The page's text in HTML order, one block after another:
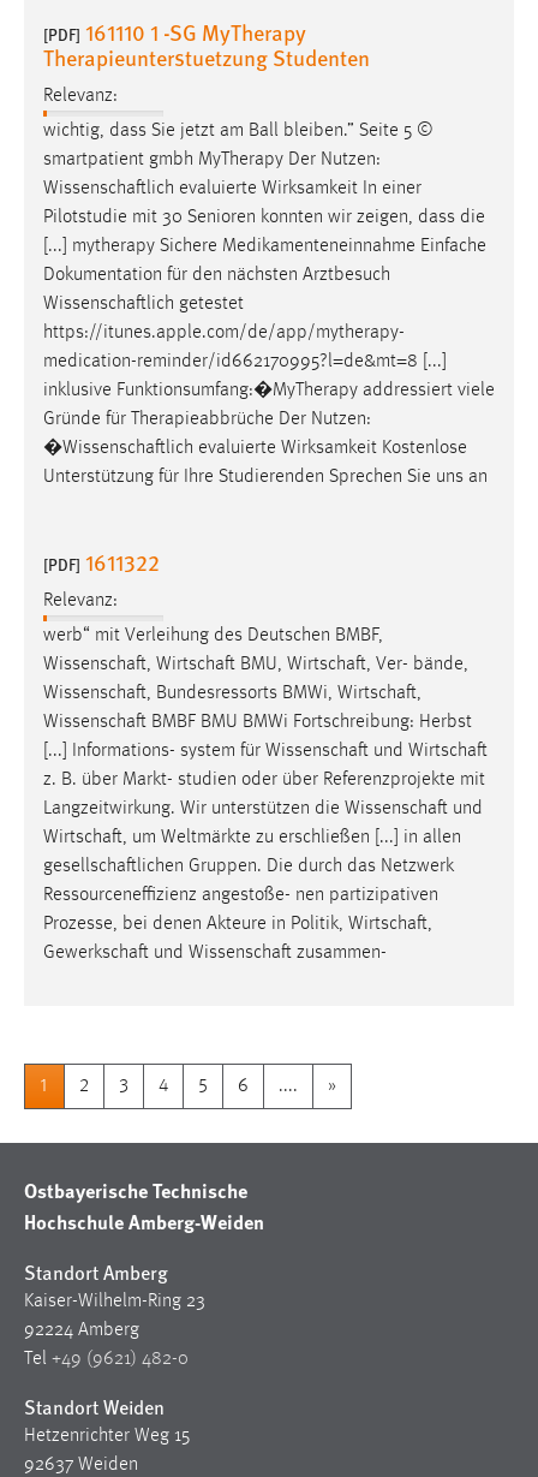
[PDF] 161110 1 -SG MyTherapy
Therapieunterstuetzung Studenten
Relevanz:
wichtig, dass Sie jetzt am Ball bleiben.” Seite 5 ©
smartpatient gmbh MyTherapy Der Nutzen:
Wissenschaftlich evaluierte Wirksamkeit In einer
Pilotstudie mit 30 Senioren konnten wir zeigen, dass die
[...] mytherapy Sichere Medikamenteneinnahme Einfache
Dokumentation für den nächsten Arztbesuch
Wissenschaftlich getestet
https://itunes.apple.com/de/app/mytherapy-
medication-reminder/id662170995?l=de&mt=8 [...]
inklusive Funktionsumfang:�MyTherapy addressiert viele
Gründe für Therapieabbrüche Der Nutzen:
�Wissenschaftlich evaluierte Wirksamkeit Kostenlose
Unterstützung für Ihre Studierenden Sprechen Sie uns an
[PDF] 1611322
Relevanz:
werb“ mit Verleihung des Deutschen BMBF,
Wissenschaft, Wirtschaft BMU, Wirtschaft, Ver- bände,
Wissenschaft, Bundesressorts BMWi, Wirtschaft,
Wissenschaft BMBF BMU BMWi Fortschreibung: Herbst
[...] Informations- system für Wissenschaft und Wirtschaft
z. B. über Markt- studien oder über Referenzprojekte mit
Langzeitwirkung. Wir unterstützen die Wissenschaft und
Wirtschaft, um Weltmärkte zu erschließen [...] in allen
gesellschaftlichen Gruppen. Die durch das Netzwerk
Ressourceneffizienz angestoße- nen partizipativen
Prozesse, bei denen Akteure in Politik, Wirtschaft,
Gewerkschaft und Wissenschaft zusammen-
1 2 3 4 5 6 .... »
Ostbayerische Technische
Hochschule Amberg-Weiden
Standort Amberg
Kaiser-Wilhelm-Ring 23
92224 Amberg
Tel +49 (9621) 482-0
Standort Weiden
Hetzenrichter Weg 15
92637 Weiden